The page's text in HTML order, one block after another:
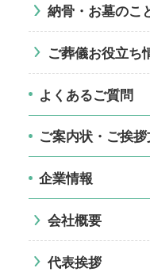
納骨・お墓のこ
ご葬儀お役立ち
よくあるご質問
ご案内状・ご挨
企業情報
会社概要
代表挨拶